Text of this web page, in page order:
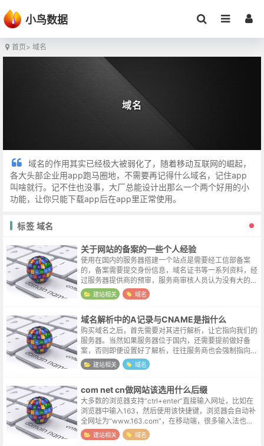
小鸟数据
首页> 域名
域名
域名的作用其实已经极大被弱化了，随着移动互联网的崛起，
各大头部企业用app跑马圈地，不需要再记得什么域名，记住app
叫啥就行。记不住也没事，大厂总能设计出那么一个两个好用的小
功能，让你只能下载app后在app里正常使用。
标签 域名
关于网站的备案的一些个人经验
使用在国内的服务器搭建一个站点是需要经工信部备案
的，备案需要提交身份信息，域名证书等一系列资料，经
过服务器提供商的预审，服务商审核人员认为没有大的问
题后再提交管局，管局接收资料后会发送一条验证信息，
需要用户访问工信部备案网站进行验证。...
建站相关 域名
域名解析中的A记录与CNAME是指什么
购买域名之后，首先需要对其进行解析，让它指向我们的
服务器。当然如果服务器位于国内，还需要提前做好备
案，否则即便设置好了解析，往往服务商也会强制指向一
个备案提醒页面，无法正确访问到自己的站点。为域名添
加A记录A记录全称Address记录...
建站相关 域名
com net cn做网站该选用什么后缀
大多数的浏览器支持“ctrl+enter”直接输入网址，比如在
浏览器中输入163，然后使用该快捷键，浏览器会自动补
全网址为“www.163.com”，在移动端，很多输入法也设
置了一个“.com”的按键。虽然有个很普遍的说法：域名的
后缀...
建站相关 域名